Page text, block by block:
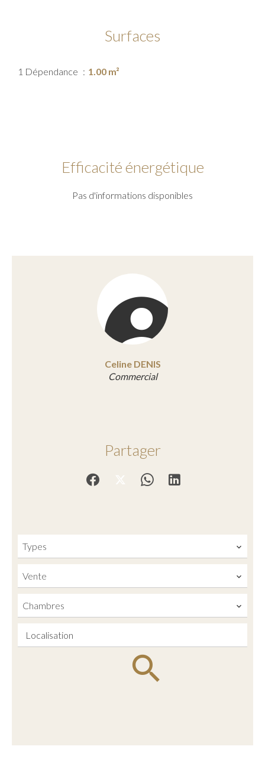
Surfaces
1 Dépendance 1.00 m²
Efficacité énergétique
Pas d'informations disponibles
Celine DENIS
Commercial
Partager
Types
Vente
Chambres
Localisation